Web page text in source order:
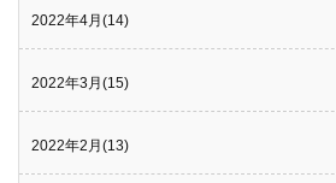
2022年4月(14)
2022年3月(15)
2022年2月(13)